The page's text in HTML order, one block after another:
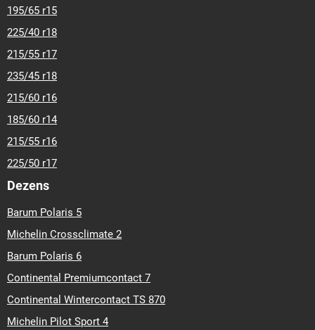
195/65 r15
225/40 r18
215/55 r17
235/45 r18
215/60 r16
185/60 r14
215/55 r16
225/50 r17
Dezens
Barum Polaris 5
Michelin Crossclimate 2
Barum Polaris 6
Continental Premiumcontact 7
Continental Wintercontact TS 870
Michelin Pilot Sport 4